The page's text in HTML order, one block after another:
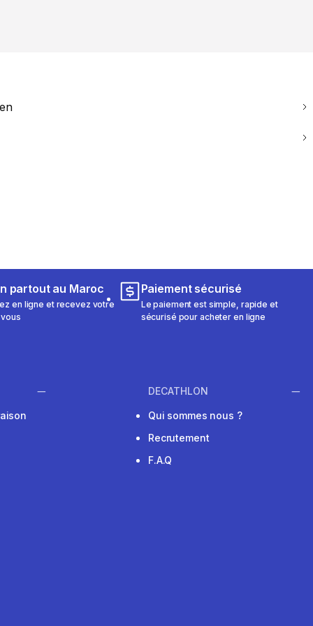
partout au Maroc
en ligne et recevez votre
Paiement sécurisé
Le paiement est simple, rapide et
sécurisé pour acheter en ligne
DECATHLON
Qui sommes nous ?
Recrutement
F.A.Q